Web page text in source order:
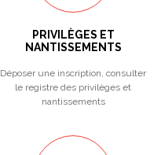
PRIVILÈGES ET
NANTISSEMENTS
Déposer une inscription, consulter
le registre des privilèges et
nantissements